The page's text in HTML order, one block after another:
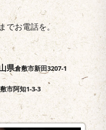
でお電話を。
県倉敷市新田3207-1
市阿知1-3-3